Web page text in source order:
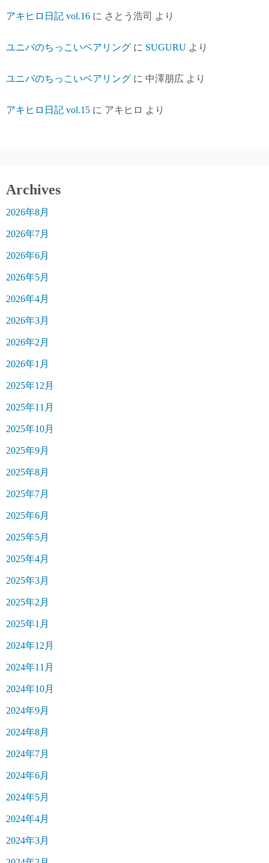
アキヒロ日記 vol.16 に さとう浩司 より
ユニバのちっこいベアリング に SUGURU より
ユニバのちっこいベアリング に 中澤朋広 より
アキヒロ日記 vol.15 に アキヒロ より
Archives
2026年8月
2026年7月
2026年6月
2026年5月
2026年4月
2026年3月
2026年2月
2026年1月
2025年12月
2025年11月
2025年10月
2025年9月
2025年8月
2025年7月
2025年6月
2025年5月
2025年4月
2025年3月
2025年2月
2025年1月
2024年12月
2024年11月
2024年10月
2024年9月
2024年8月
2024年7月
2024年6月
2024年5月
2024年4月
2024年3月